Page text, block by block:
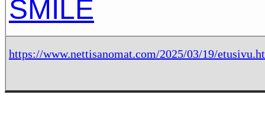
SMILE
https://www.nettisanomat.com/2025/03/19/